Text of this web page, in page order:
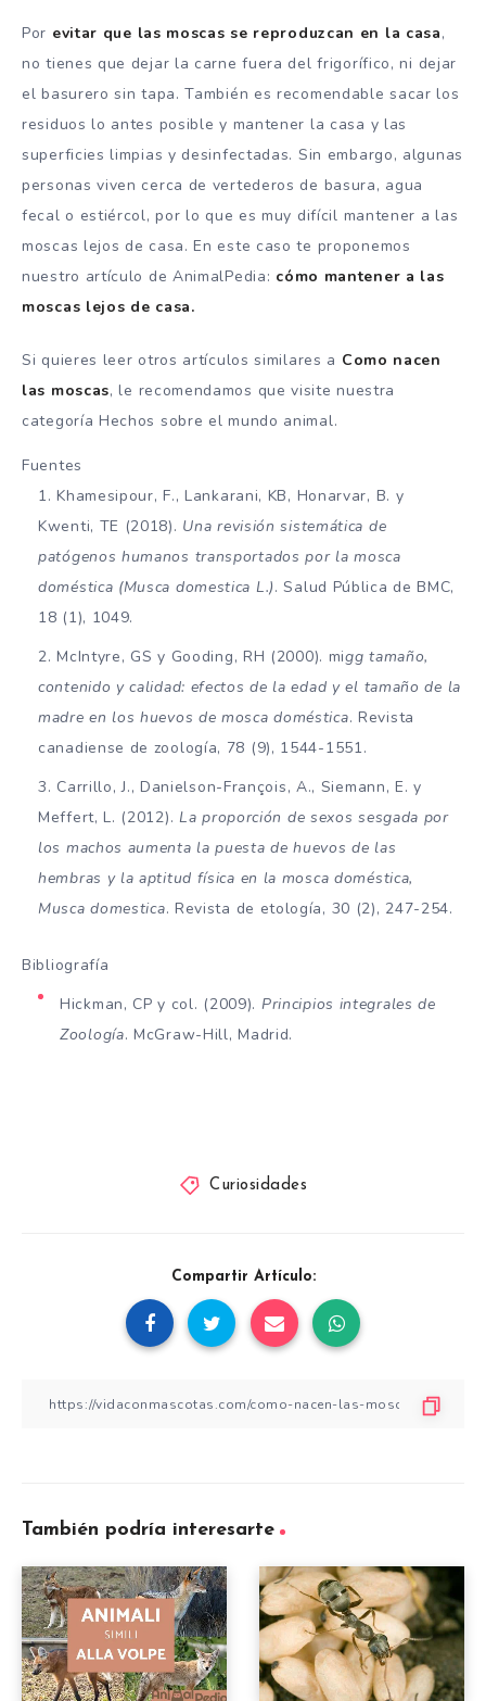
Por evitar que las moscas se reproduzcan en la casa,
no tienes que dejar la carne fuera del frigorífico, ni dejar
el basurero sin tapa. También es recomendable sacar los
residuos lo antes posible y mantener la casa y las
superficies limpias y desinfectadas. Sin embargo, algunas
personas viven cerca de vertederos de basura, agua
fecal o estiércol, por lo que es muy difícil mantener a las
moscas lejos de casa. En este caso te proponemos
nuestro artículo de AnimalPedia: cómo mantener a las
moscas lejos de casa.
Si quieres leer otros artículos similares a Como nacen
las moscas, le recomendamos que visite nuestra
categoría Hechos sobre el mundo animal.
Fuentes
Khamesipour, F., Lankarani, KB, Honarvar, B. y
Kwenti, TE (2018). Una revisión sistemática de
patógenos humanos transportados por la mosca
doméstica (Musca domestica L.). Salud Pública de BMC,
18 (1), 1049.
McIntyre, GS y Gooding, RH (2000). migg tamaño,
contenido y calidad: efectos de la edad y el tamaño de la
madre en los huevos de mosca doméstica. Revista
canadiense de zoología, 78 (9), 1544-1551.
Carrillo, J., Danielson-François, A., Siemann, E. y
Meffert, L. (2012). La proporción de sexos sesgada por
los machos aumenta la puesta de huevos de las
hembras y la aptitud física en la mosca doméstica,
Musca domestica. Revista de etología, 30 (2), 247-254.
Bibliografía
Hickman, CP y col. (2009). Principios integrales de
Zoología. McGraw-Hill, Madrid.
Curiosidades
Compartir Artículo:
También podría interesarte